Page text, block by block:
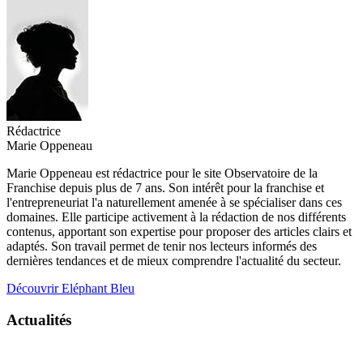
Rédactrice
Marie Oppeneau
Marie Oppeneau est rédactrice pour le site Observatoire de la
Franchise depuis plus de 7 ans. Son intérêt pour la franchise et
l'entrepreneuriat l'a naturellement amenée à se spécialiser dans ces
domaines. Elle participe activement à la rédaction de nos différents
contenus, apportant son expertise pour proposer des articles clairs et
adaptés. Son travail permet de tenir nos lecteurs informés des
dernières tendances et de mieux comprendre l'actualité du secteur.
Découvrir Eléphant Bleu
Actualités